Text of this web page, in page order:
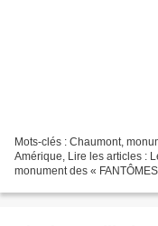
Mots-clés : Chaumont,
Amérique, Lire les articles :
monument des «